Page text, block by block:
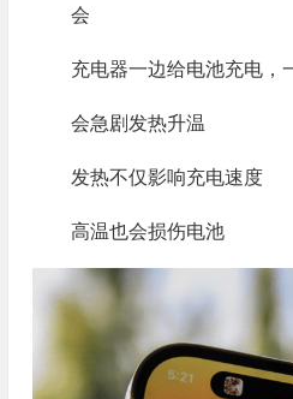
会
充电器一边给电池充电，
会急剧发热升温
发热不仅影响充电速度
高温也会损伤电池